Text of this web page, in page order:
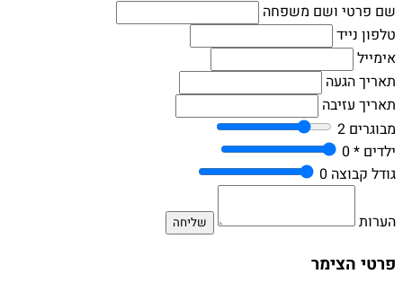
שם פרטי ושם משפחה
טלפון נייד
אימייל
תאריך הגעה
תאריך עזיבה
מבוגרים 2
ילדים *0
גודל קבוצה 0
הערות
פרטי הצימר